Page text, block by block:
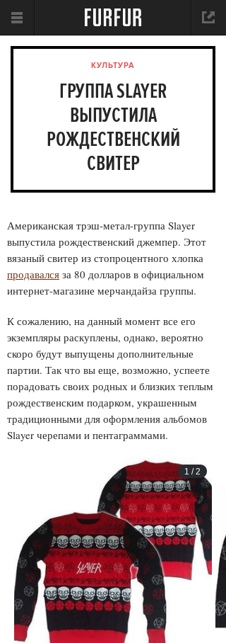
КУЛЬТУРА
ГРУППА SLAYER
ВЫПУСТИЛА
РОЖДЕСТВЕНСКИЙ
СВИТЕР
Американская трэш-метал-группа Slayer
выпустила рождественский джемпер. Этот
вязаный свитер из стопроцентного хлопка
продавался за 80 долларов в официальном
интернет-магазине мерчандайза группы.
К сожалению, на данный момент все его
экземпляры раскуплены, однако, вероятно
скоро будут выпущены дополнительные
партии. Так что вы еще, возможно, успеете
порадовать своих родных и близких теплым
рождественским подарком, украшенным
традиционными для оформления альбомов
Slayer черепами и пентаграммами.
1 /2